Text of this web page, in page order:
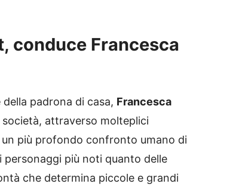
conduce Francesca
padrona di casa, Francesca
attraverso molteplici
più profondo confronto umano di
personaggi più noti quanto delle
che determina piccole e grandi